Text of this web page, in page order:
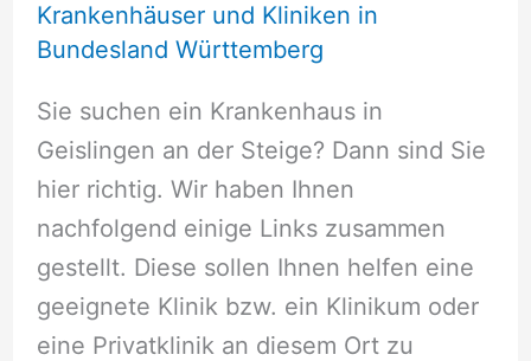
Krankenhäuser und Kliniken in
Bundesland Württemberg
Sie suchen ein Krankenhaus in
Geislingen an der Steige? Dann sind Sie
hier richtig. Wir haben Ihnen
nachfolgend einige Links zusammen
gestellt. Diese sollen Ihnen helfen eine
geeignete Klinik bzw. ein Klinikum oder
eine Privatklinik an diesem Ort zu